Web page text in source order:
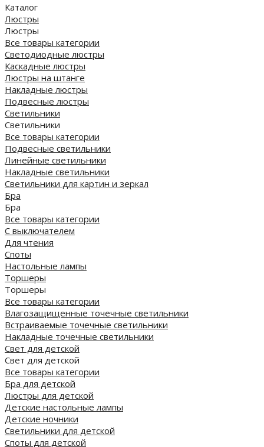
Каталог
Люстры
Люстры
Все товары категории
Светодиодные люстры
Каскадные люстры
Люстры на штанге
Накладные люстры
Подвесные люстры
Светильники
Светильники
Все товары категории
Подвесные светильники
Линейные светильники
Накладные светильники
Светильники для картин и зеркал
Бра
Бра
Все товары категории
С выключателем
Для чтения
Споты
Настольные лампы
Торшеры
Торшеры
Все товары категории
Влагозащищенные точечные светильники
Встраиваемые точечные светильники
Накладные точечные светильники
Свет для детской
Свет для детской
Все товары категории
Бра для детской
Люстры для детской
Детские настольные лампы
Детские ночники
Светильники для детской
Споты для детской